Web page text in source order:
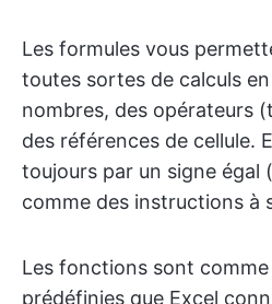
Les formules vous
toutes sortes de calculs
nombres, des opérateurs
des références de cellule.
toujours par un signe égal
comme des instructions à
Les fonctions sont
prédéfinies que Excel